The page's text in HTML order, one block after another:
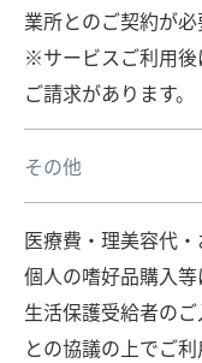
業所とのご契約が必
※サービスご利用後
ご請求があります。
その他
医療費・理美容代
個人の嗜好品購入等
生活保護受給者の
との協議の上でご利